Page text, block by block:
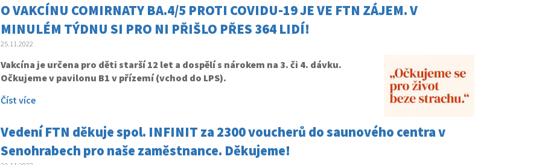
O VAKCÍNU COMIRNATY BA.4/5 PROTI COVIDU-19 JE VE FTN ZÁJEM. V
MINULÉM TÝDNU SI PRO NI PŘIŠLO PŘES 364 LIDÍ!
25.11.2022
Vakcína je určena pro děti starší 12 let a dospělí s nárokem na 3. či 4. dávku.
Očkujeme v pavilonu B1 v přízemí (vchod do LPS).
Číst více
Vedení FTN děkuje spol. INFINIT za 2300 voucherů do saunového centra v
Senohrabech pro naše zaměstnance. Děkujeme!